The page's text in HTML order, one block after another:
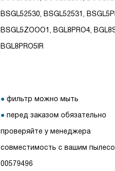
BSGL52530, BSGL52531,
BSGL5ZOOO1, BGL8PRO4,
BGL8PRO5IR
фильтр можно мыть
перед заказом обязательно
проверяйте у менеджера
совместимость с вашим
00579496